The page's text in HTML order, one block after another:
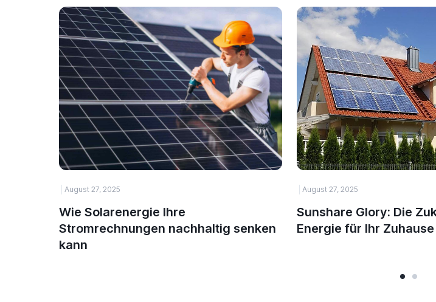
August 27, 2025
Wie Solarenergie Ihre
Stromrechnungen nachhaltig senken
kann
August 27, 2025
Sunshare Glory: Die
Energie für Ihr Zuhause